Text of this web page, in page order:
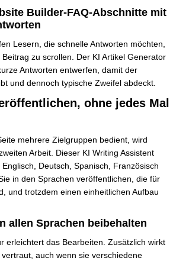
Builder-FAQ-Abschnitte mit
Lesern, die schnelle Antworten möchten,
zu scrollen. Der KI Artikel Generator
Antworten entwerfen, damit der
und dennoch typische Zweifel abdeckt.
ohne jedes Mal
mehrere Zielgruppen bedient, wird
Arbeit. Dieser KI Writing Assistent
Deutsch, Spanisch, Französisch
in den Sprachen veröffentlichen, die für
und trotzdem einen einheitlichen Aufbau
allen Sprachen beibehalten
erleichtert das Bearbeiten. Zusätzlich wirkt
auch wenn sie verschiedene